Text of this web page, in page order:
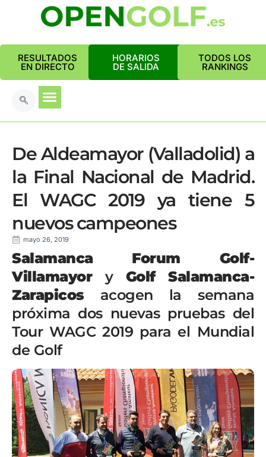
RESULTADOS
EN DIRECTO
HORARIOS
DE SALIDA
TODOS LOS
RANKINGS
De Aldeamayor (Valladolid) a
la Final Nacional de Madrid.
El WAGC 2019 ya tiene 5
nuevos campeones
mayo 26, 2019
Salamanca Forum Golf-
Villamayory Golf Salamanca-
Zarapicos acogen la semana
próxima dos nuevas pruebas del
Tour WAGC 2019 para el Mundial
de Golf